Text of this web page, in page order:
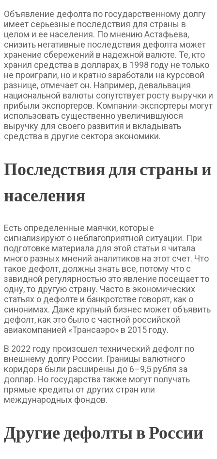
Объявление дефолта по государственному долгу
имеет серьезные последствия для страны в
целом и ее населения. По мнению Астафьева,
снизить негативные последствия дефолта может
хранение сбережений в надежной валюте. Те, кто
хранил средства в долларах, в 1998 году не только
не проиграли, но и кратно заработали на курсовой
разнице, отмечает он. Например, девальвация
национальной валюты сопутствует росту выручки и
прибыли экспортеров. Компании-экспортеры могут
использовать существенно увеличившуюся
выручку для своего развития и вкладывать
средства в другие сектора экономики.
Последствия для страны и
населения
Есть определенные маячки, которые
сигнализируют о неблагоприятной ситуации. При
подготовке материала для этой статьи я читала
много разных мнений аналитиков на этот счет. Что
такое дефолт, должны знать все, потому что с
завидной регулярностью это явление посещает то
одну, то другую страну. Часто в экономических
статьях о дефолте и банкротстве говорят, как о
синонимах. Даже крупный бизнес может объявить
дефолт, как это было с частной российской
авиакомпанией «Трансаэро» в 2015 году.
В 2022 году произошел технический дефолт по
внешнему долгу России. Границы валютного
коридора были расширены до 6–9,5 рубля за
доллар. Но государства также могут получать
прямые кредиты от других стран или
международных фондов.
Другие дефолты в России